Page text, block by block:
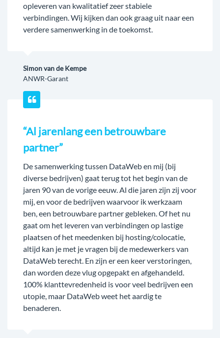
opleveren van kwalitatief zeer stabiele
verbindingen. Wij kijken dan ook graag uit naar een
verdere samenwerking in de toekomst.
Simon van de Kempe
ANWR-Garant
“Al jarenlang een betrouwbare
partner”
De samenwerking tussen DataWeb en mij (bij
diverse bedrijven) gaat terug tot het begin van de
jaren 90 van de vorige eeuw. Al die jaren zijn zij voor
mij, en voor de bedrijven waarvoor ik werkzaam
ben, een betrouwbare partner gebleken. Of het nu
gaat om het leveren van verbindingen op lastige
plaatsen of het meedenken bij hosting/colocatie,
altijd kan je met je vragen bij de medewerkers van
DataWeb terecht. En zijn er een keer verstoringen,
dan worden deze vlug opgepakt en afgehandeld.
100% klanttevredenheid is voor veel bedrijven een
utopie, maar DataWeb weet het aardig te
benaderen.